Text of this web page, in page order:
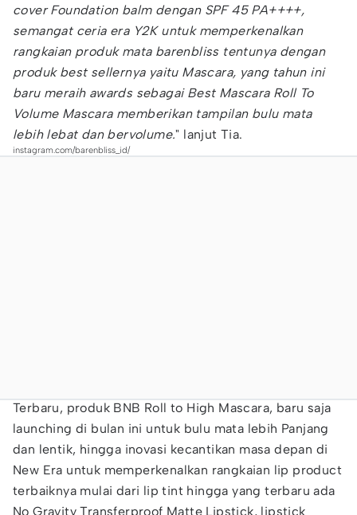
cover Foundation balm dengan SPF 45 PA++++,
semangat ceria era Y2K untuk memperkenalkan
rangkaian produk mata barenbliss tentunya dengan
produk best sellernya yaitu Mascara, yang tahun ini
baru meraih awards sebagai Best Mascara Roll To
Volume Mascara memberikan tampilan bulu mata
lebih lebat dan bervolume." lanjut Tia.
instagram.com/barenbliss_id/
Terbaru, produk BNB Roll to High Mascara, baru saja
launching di bulan ini untuk bulu mata lebih Panjang
dan lentik, hingga inovasi kecantikan masa depan di
New Era untuk memperkenalkan rangkaian lip product
terbaiknya mulai dari lip tint hingga yang terbaru ada
No Gravity Transferproof Matte Lipstick, lipstick